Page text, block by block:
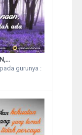
gurunya :